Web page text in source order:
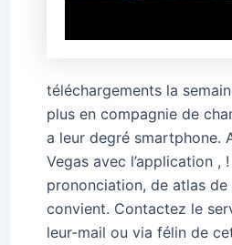
téléchargements la
plus en compagnie de
a leur degré smartphone.
Vegas avec l’application
prononciation, de atlas
convient. Contactez le
leur-mail ou via félin de